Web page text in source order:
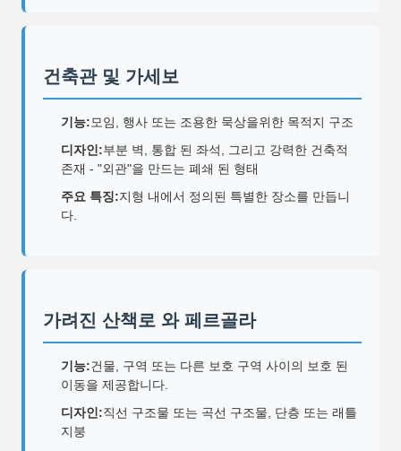
건축관 및 가세보
기능:모임, 행사 또는 조용한 묵상을위한 목적지 구조
디자인:부분 벽, 통합 된 좌석, 그리고 강력한 건축적
존재 - "외관"을 만드는 폐쇄 된 형태
주요 특징:지형 내에서 정의된 특별한 장소를 만듭니
다.
가려진 산책로 와 페르골라
기능:건물, 구역 또는 다른 보호 구역 사이의 보호 된
이동을 제공합니다.
디자인:직선 구조물 또는 곡선 구조물, 단층 또는 래틀
지붕